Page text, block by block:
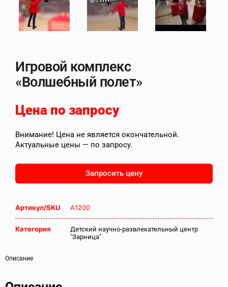
Игровой комплекс
«Волшебный полет»
Цена по запросу
Внимание! Цена не является окончательной.
Актуальные цены — по запросу.
Запросить цену
Артикул/SKU А1200
Категория
Детский научно-развлекательный центр
"Зарница"
Описание